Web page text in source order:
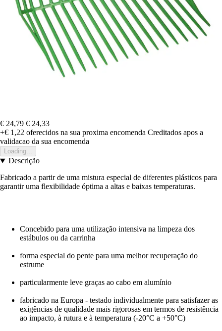
€ 24,79 € 24,33
+€ 1,22 oferecidos na sua proxima encomenda Creditados apos a
validacao da sua encomenda
Loading...
Descrição
Fabricado a partir de uma mistura especial de diferentes plásticos para
garantir uma flexibilidade óptima a altas e baixas temperaturas.
Concebido para uma utilização intensiva na limpeza dos
estábulos ou da carrinha
forma especial do pente para uma melhor recuperação do
estrume
particularmente leve graças ao cabo em alumínio
fabricado na Europa - testado individualmente para satisfazer as
exigências de qualidade mais rigorosas em termos de resistência
ao impacto, à rutura e à temperatura (-20°C a +50°C)